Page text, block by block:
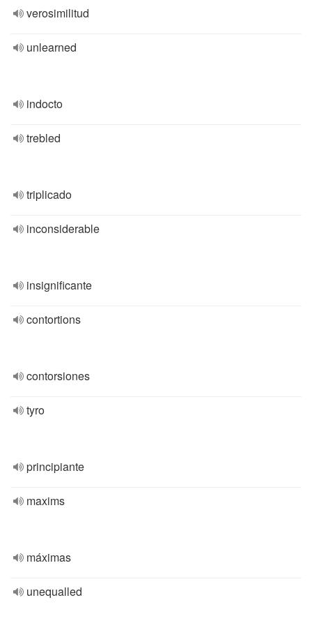
verosimilitud
unlearned
indocto
trebled
triplicado
inconsiderable
insignificante
contortions
contorsiones
tyro
principiante
maxims
máximas
unequalled